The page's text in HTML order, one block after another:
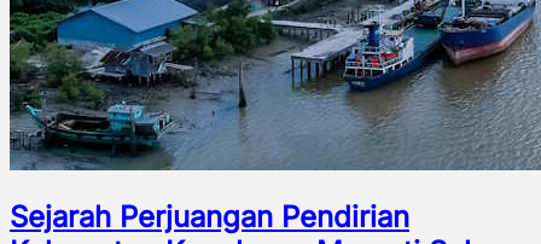
Sejarah Perjuangan Pendirian